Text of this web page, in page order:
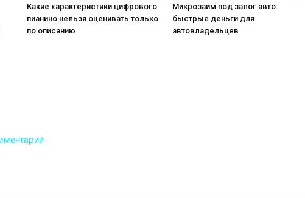
Какие характеристики цифрового
пианино нельзя оценивать только
по описанию
Микрозайм под залог авто:
быстрые деньги для
автовладельцев